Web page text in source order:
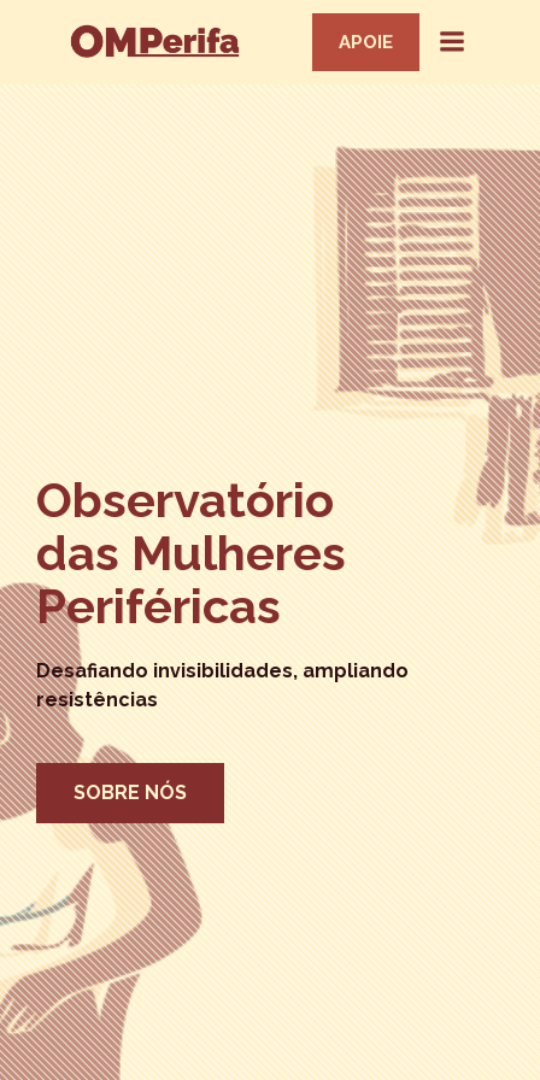
APOIE
Observatório
das Mulheres
Periféricas
Desafiando invisibilidades, ampliando
resistências
SOBRE NÓS